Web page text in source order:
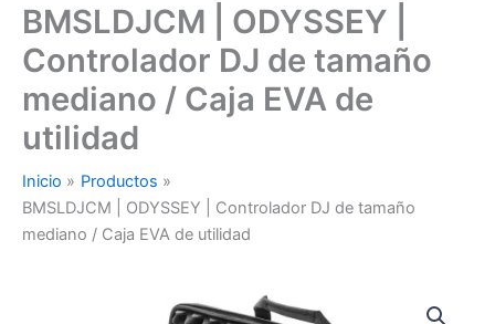
BMSLDJCM | ODYSSEY |
Controlador DJ de tamaño
mediano / Caja EVA de
utilidad
Inicio
Productos
BMSLDJCM | ODYSSEY | Controlador DJ de tamaño
mediano / Caja EVA de utilidad